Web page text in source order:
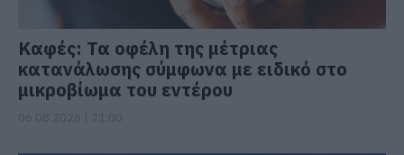
Καφές: Τα οφέλη της μέτριας
κατανάλωσης σύμφωνα με ειδικό στο
μικροβίωμα του εντέρου